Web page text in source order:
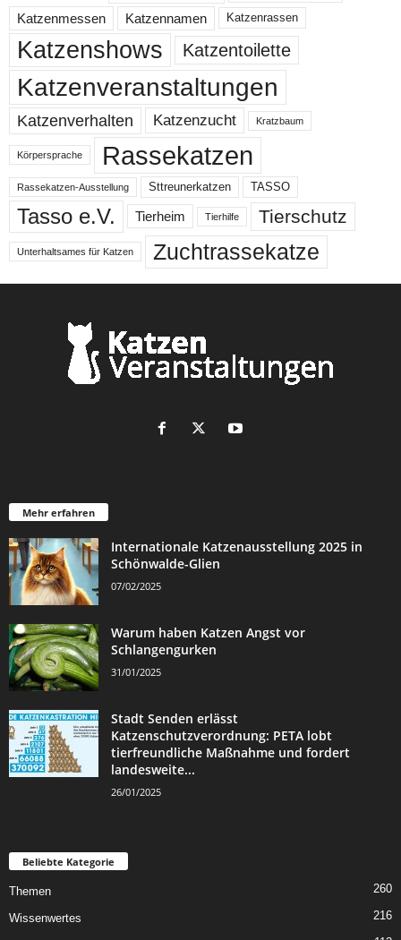
Katzenmessen Katzennamen Katzenrassen
Katzenshows Katzentoilette
Katzenveranstaltungen
Katzenverhalten Katzenzucht Kratzbaum
Körpersprache Rassekatzen
Rassekatzen-Ausstellung Sttreunerkatzen TASSO
Tasso e.V. Tierheim Tierhilfe Tierschutz
Unterhaltsames für Katzen Zuchtrassekatze
Mehr erfahren
Internationale Katzenausstellung 2025 in
Schönwalde-Glien
07/02/2025
Warum haben Katzen Angst vor
Schlangengurken
31/01/2025
Stadt Senden erlässt
Katzenschutzverordnung: PETA lobt
tierfreundliche Maßnahme und fordert
landesweite...
26/01/2025
Beliebte Kategorie
Themen 260
Wissenwertes 216